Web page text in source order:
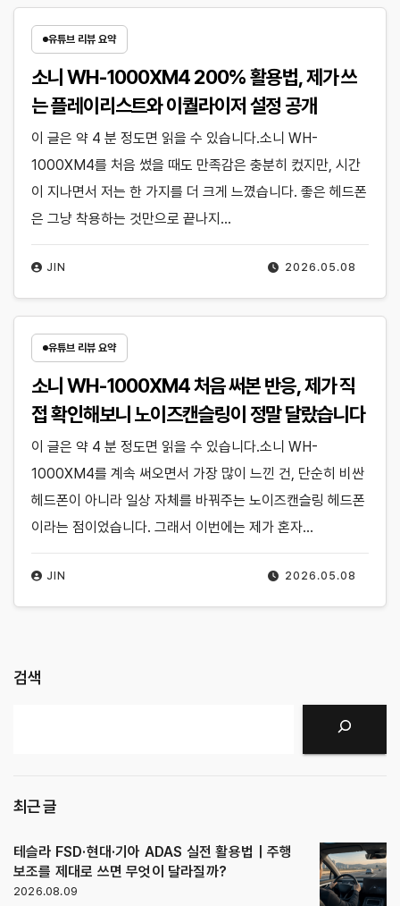
유튜브 리뷰 요약
소니 WH-1000XM4 200% 활용법, 제가 쓰
는 플레이리스트와 이퀄라이저 설정 공개
2026.05.08
JIN
이 글은 약 4 분 정도면 읽을 수 있습니다.소니 WH-
1000XM4를 처음 썼을 때도 만족감은 충분히 컸지만, 시간
이 지나면서 저는 한 가지를 더 크게 느꼈습니다. 좋은 헤드폰
은 그냥 착용하는 것만으로 끝나지…
유튜브 리뷰 요약
소니 WH-1000XM4 처음 써본 반응, 제가 직
접 확인해보니 노이즈캔슬링이 정말 달랐습니다
2026.05.08
JIN
이 글은 약 4 분 정도면 읽을 수 있습니다.소니 WH-
1000XM4를 계속 써오면서 가장 많이 느낀 건, 단순히 비싼
헤드폰이 아니라 일상 자체를 바꿔주는 노이즈캔슬링 헤드폰
이라는 점이었습니다. 그래서 이번에는 제가 혼자…
검색
최근 글
테슬라 FSD·현대·기아 ADAS 실전 활용법｜주행
보조를 제대로 쓰면 무엇이 달라질까?
2026.08.09